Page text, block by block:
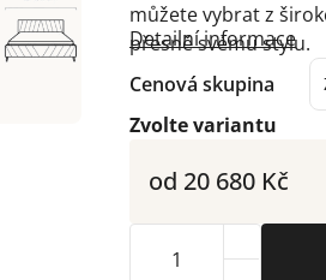
od 20 680 Kč
Zvolte variantu
Cenová skupina
můžete vybrat z
přesně svému stylu.
Detailní informace